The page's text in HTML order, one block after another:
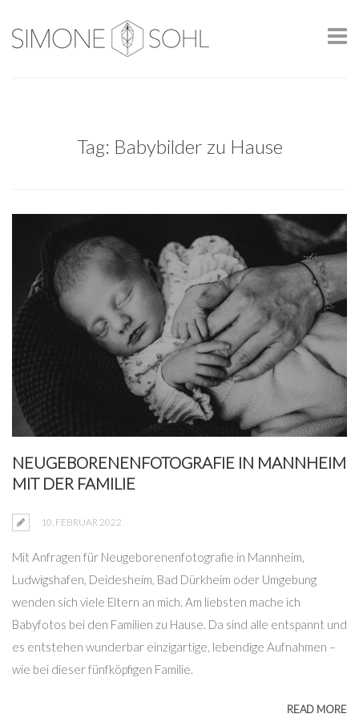
Tag: Babybilder zu Hause
NEUGEBORENENFOTOGRAFIE IN MANNHEIM
MIT DER FAMILIE
10. FEBRUAR 2022
Mit Anfragen für Neugeborenenfotografie in Mannheim,
Ludwigshafen, Deidesheim, Bad Dürkheim oder Umgebung
wenden sich viele Eltern an mich. Am liebsten mache ich
Babyfotos bei den Familien zu Hause. Da sind alle entspannt und
es entstehen wunderbar einzigartige, lebendige Aufnahmen –
wie bei dieser fünfköpfigen Familie.
READ MORE